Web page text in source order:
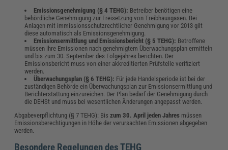
Emissionsgenehmigung (§ 4 TEHG): Betreiber benötigen eine
behördliche Genehmigung zur Freisetzung von Treibhausgasen. Bei
Anlagen mit immissionsschutzrechtlicher Genehmigung vor 2013 gilt
diese automatisch als Emissionsgenehmigung.
Emissionsermittlung und Emissionsbericht (§ 5 TEHG): Betroffene
müssen ihre Emissionen nach genehmigtem Überwachungsplan ermitteln
und bis zum 30. September des Folgejahres berichten. Der
Emissionsbericht muss von einer akkreditierten Prüfstelle verifiziert
werden.
Überwachungsplan (§ 6 TEHG): Für jede Handelsperiode ist bei der
zuständigen Behörde ein Überwachungsplan zur Emissionsermittlung und
Berichterstattung einzureichen. Der Plan bedarf der Genehmigung durch
die DEHSt und muss bei wesentlichen Änderungen angepasst werden.
Abgabeverpflichtung (§ 7 TEHG): Biszum 30. April jeden Jahres müssen
Emissionsberechtigungen in Höhe der verursachten Emissionen abgegeben
werden.
Besondere Regelungen des TEHG